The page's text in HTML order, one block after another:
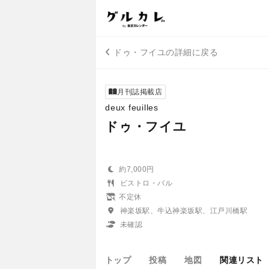
ドゥ・フイユの詳細に戻る
月刊誌掲載店
deux feuilles
ドゥ・フイユ
約7,000円
ビストロ・バル
不定休
神楽坂駅、牛込神楽坂駅、江戸川橋駅
未確認
トップ 投稿 地図 関連リスト